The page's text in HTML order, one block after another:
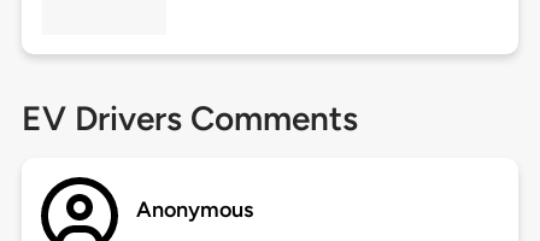
EV Drivers Comments
Anonymous